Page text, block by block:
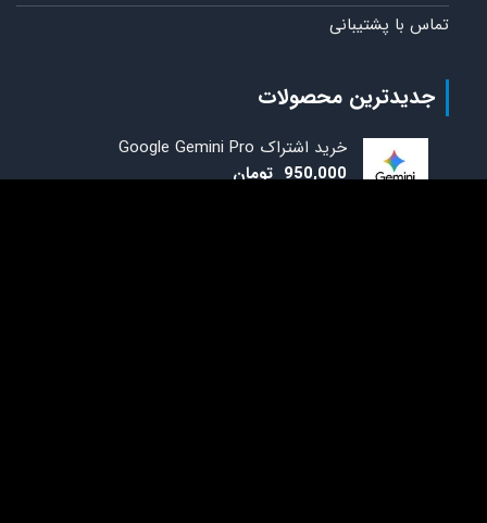
تماس با پشتیبانی
جدیدترین محصولات
خرید اشتراک Google Gemini Pro
950,000 تومان